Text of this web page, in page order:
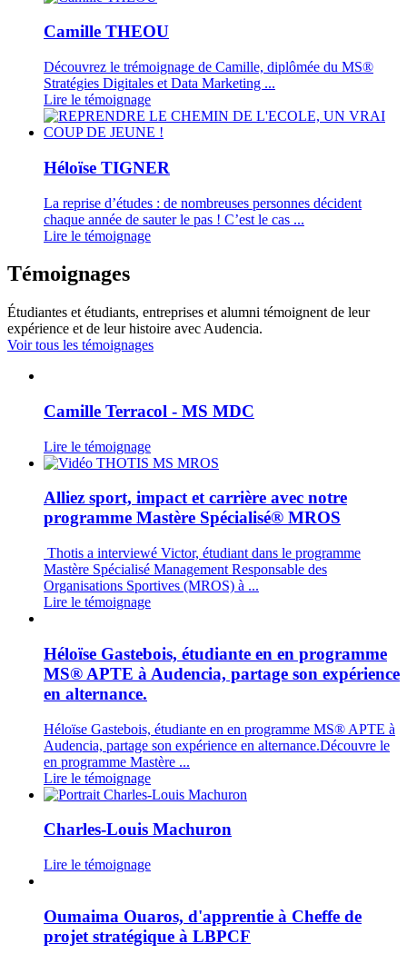
Camille THEOU
Découvrez le trémoignage de Camille, diplômée du MS®
Stratégies Digitales et Data Marketing ...
Lire le témoignage
Héloïse TIGNER
La reprise d’études : de nombreuses personnes décident
chaque année de sauter le pas ! C’est le cas ...
Lire le témoignage
Témoignages
Étudiantes et étudiants, entreprises et alumni témoignent de leur
expérience et de leur histoire avec Audencia.
Voir tous les témoignages
Camille Terracol - MS MDC
Lire le témoignage
Alliez sport, impact et carrière avec notre
programme Mastère Spécialisé® MROS
Thotis a interviewé Victor, étudiant dans le programme
Mastère Spécialisé Management Responsable des
Organisations Sportives (MROS) à ...
Lire le témoignage
Héloïse Gastebois, étudiante en en programme
MS® APTE à Audencia, partage son expérience
en alternance.
Héloïse Gastebois, étudiante en en programme MS® APTE à
Audencia, partage son expérience en alternance.Découvre le
en programme Mastère ...
Lire le témoignage
Charles-Louis Machuron
Lire le témoignage
Oumaima Ouaros, d'apprentie à Cheffe de
projet stratégique à LBPCF